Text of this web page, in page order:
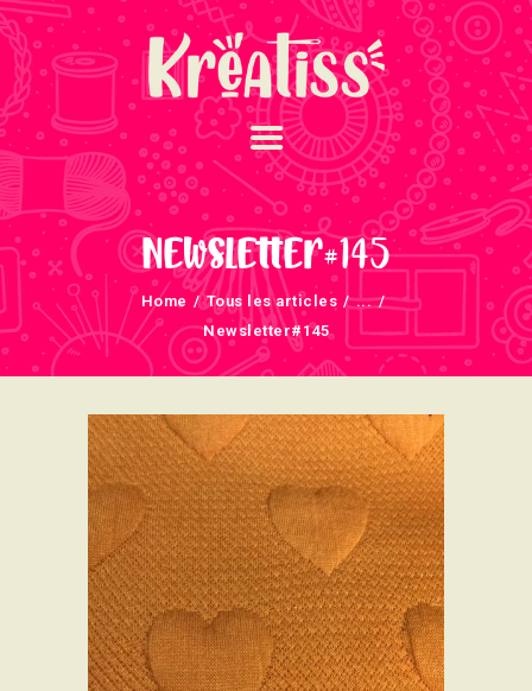
Newsletter#145
Home Tous les articles
...
Newsletter#145
ACCUEIL
NOS UNIVERS
ARRIVAGES
ATELIERS ET
ÉVÈNEMENTS
NEWSLETTERS
TUTORIELS
NOUS SOUTENONS
CONTACT